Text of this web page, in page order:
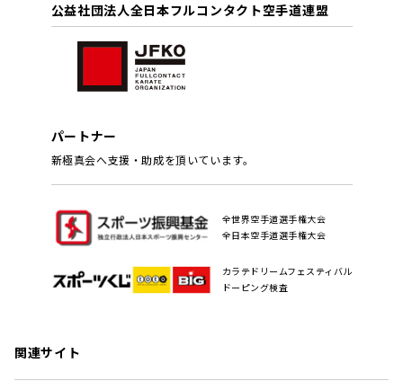
公益社団法人全日本フルコンタクト空手道連盟
パートナー
新極真会へ支援・助成を頂いています。
全世界空手道選手権大会
全日本空手道選手権大会
カラテドリームフェスティバル
ドーピング検査
関連サイト